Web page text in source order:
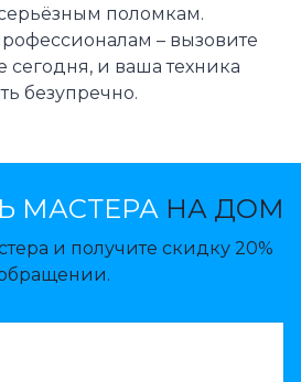
поломкам.
– вызовите
сегодня, и ваша техника
безупречно.
МАСТЕРА НА ДОМ
и получите скидку 20%